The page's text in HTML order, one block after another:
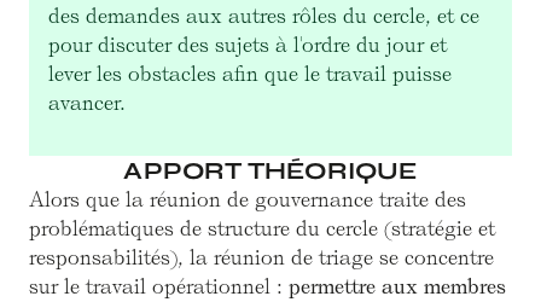
des demandes aux autres rôles du cercle, et ce
pour discuter des sujets à l'ordre du jour et
lever les obstacles afin que le travail puisse
avancer.
APPORT THÉORIQUE
Alors que la réunion de gouvernance traite des
problématiques de structure du cercle (stratégie et
responsabilités), la réunion de triage se concentre
sur le travail opérationnel : permettre aux membres